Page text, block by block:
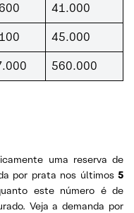
41.000
45.000
560.000
uma reserva de
por prata nos últimos5
este número é de
Veja a demanda por